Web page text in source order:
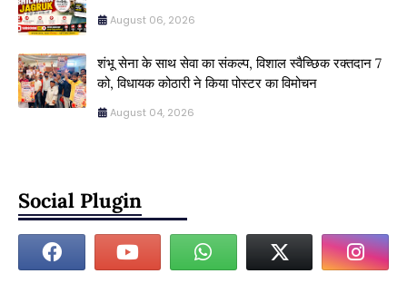
August 06, 2026
शंभू सेना के साथ सेवा का संकल्प, विशाल स्वैच्छिक रक्तदान 7
को, विधायक कोठारी ने किया पोस्टर का विमोचन
August 04, 2026
Social Plugin